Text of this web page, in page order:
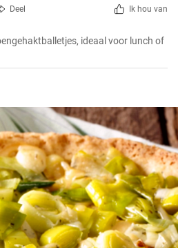
Deel Ik hou van
ideaal voor lunch of